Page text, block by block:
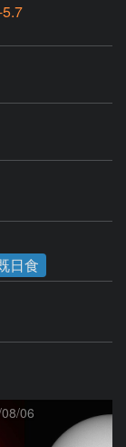
日食
06